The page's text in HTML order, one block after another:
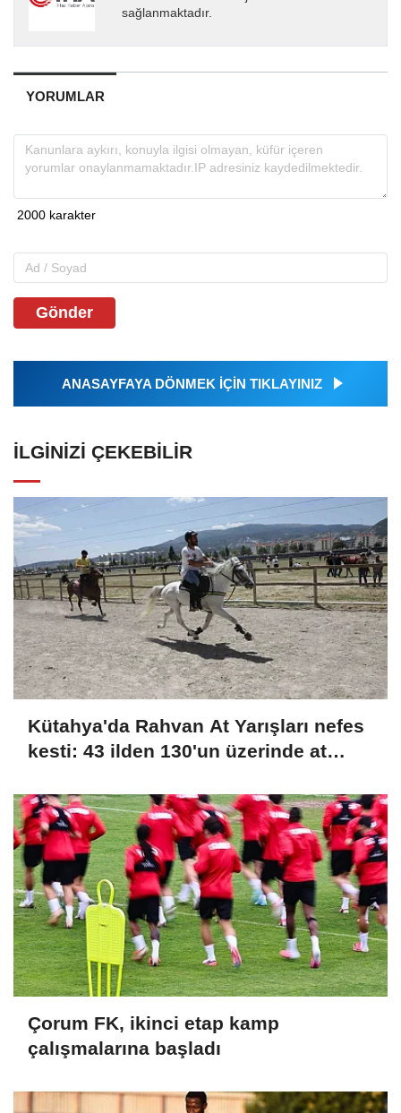
sağlanmaktadır.
YORUMLAR
Gönder
ANASAYFAYA DÖNMEK İÇİN TIKLAYINIZ
İLGINIZI ÇEKEBILIR
Kütahya'da Rahvan At Yarışları nefes
kesti: 43 ilden 130'un üzerinde at
Çorum FK, ikinci etap kamp
çalışmalarına başladı